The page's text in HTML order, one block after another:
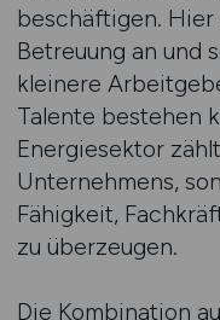
beschäftigen.
Betreuung an und
kleinere
Talente bestehen
Energiesektor
Unternehmens,
Fähigkeit,
zu überzeugen.
Die Kombination